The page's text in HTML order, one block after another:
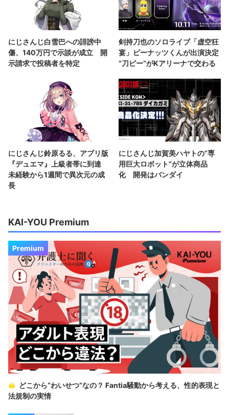
にじさんじ白雪巴への誹謗中
傷、140万円で示談が成立 開
示請求で投稿者を特定
剣持刀也のソロライブ「虚空狂
宴」ピーナッツくんが出演決定
“刀ピー”がKアリーナで交わる
にじさんじ鈴原るる、アプリ版
『デュエマ』上級者帯に到達
未経験から1週間で異次元の成
長
にじさんじ加賀美ハヤトの“専
用巨大ロボット”が立体商品
化 開発はバンダイ
KAI-YOU Premium
Premium
どこから“わいせつ”なの？ Fantia騒動から考える、性的表現と
法規制の実情